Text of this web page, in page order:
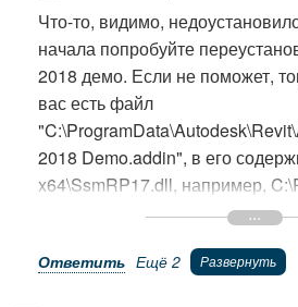
Что-то, видимо,
начала попробуйте
2018 демо. Если не поможет,
вас есть файл
2018 Demo.addin", в его
x64\SsmRP17.dll, например,
(x86)\LIRA SAPR\LIRA SAPR
Ответить Ещё 2